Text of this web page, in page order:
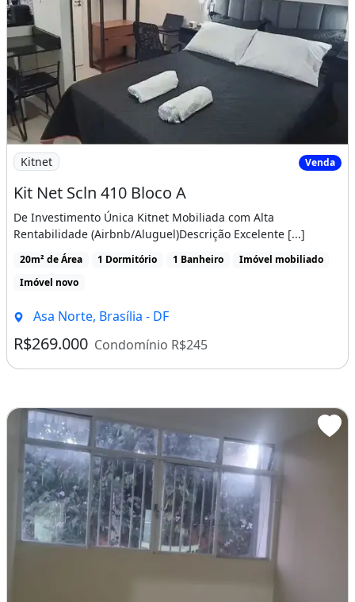
Imagem: Kit Net Scln 410 Bloco A
Kitnet Venda
Kit Net Scln 410 Bloco A
De Investimento Única Kitnet Mobiliada com Alta
Rentabilidade (Airbnb/Aluguel)Descrição Excelente [...]
20m² de Área 1 Dormitório 1 Banheiro
Imóvel mobiliado
Imóvel novo
Asa Norte, Brasília - DF
R$269.000 Condomínio R$245